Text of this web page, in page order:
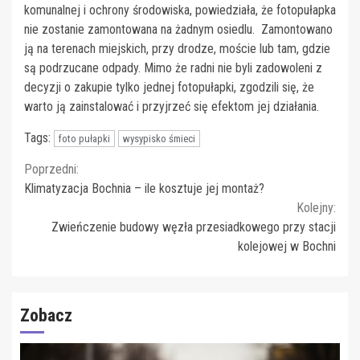
komunalnej i ochrony środowiska, powiedziała, że fotopułapka
nie zostanie zamontowana na żadnym osiedlu. Zamontowano
ją na terenach miejskich, przy drodze, moście lub tam, gdzie
są podrzucane odpady. Mimo że radni nie byli zadowoleni z
decyzji o zakupie tylko jednej fotopułapki, zgodzili się, że
warto ją zainstalować i przyjrzeć się efektom jej działania.
Tags: foto pułapki wysypisko śmieci
Continue
Poprzedni:
Klimatyzacja Bochnia – ile kosztuje jej montaż?
Kolejny:
Zwieńczenie budowy węzła przesiadkowego przy stacji
kolejowej w Bochni
Zobacz